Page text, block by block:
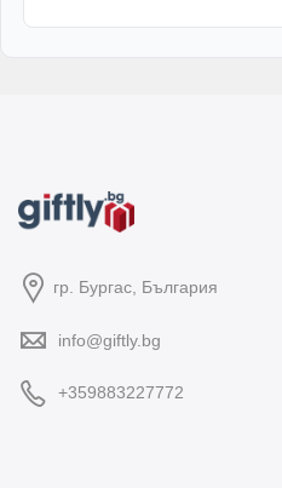
гр. Бургас, България
info@giftly.bg
+359883227772